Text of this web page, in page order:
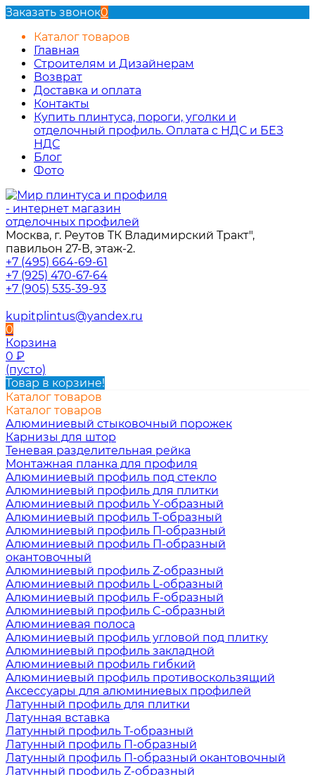
Заказать звонок0
Каталог товаров
Главная
Строителям и Дизайнерам
Возврат
Доставка и оплата
Контакты
Купить плинтуса, пороги, уголки и
отделочный профиль. Оплата с НДС и БЕЗ
НДС
Блог
Фото
Москва, г. Реутов ТК Владимирский Тракт",
павильон 27-В, этаж-2.
+7 (495) 664-69-61
+7 (925) 470-67-64
+7 (905) 535-39-93
kupitplintus@yandex.ru
0
Корзина
0 ₽
(пусто)
Товар в корзине!
Каталог товаров
Каталог товаров
Алюминиевый стыковочный порожек
Карнизы для штор
Теневая разделительная рейка
Монтажная планка для профиля
Алюминиевый профиль под стекло
Алюминиевый профиль для плитки
Алюминиевый профиль Y-образный
Алюминиевый профиль Т-образный
Алюминиевый профиль П-образный
Алюминиевый профиль П-образный
окантовочный
Алюминиевый профиль Z-образный
Алюминиевый профиль L-образный
Алюминиевый профиль F-образный
Алюминиевый профиль C-образный
Алюминиевая полоса
Алюминиевый профиль угловой под плитку
Алюминиевый профиль закладной
Алюминиевый профиль гибкий
Алюминиевый профиль противоскользящий
Аксессуары для алюминиевых профилей
Латунный профиль для плитки
Латунная вставка
Латунный профиль Т-образный
Латунный профиль П-образный
Латунный профиль П-образный окантовочный
Латунный профиль Z-образный